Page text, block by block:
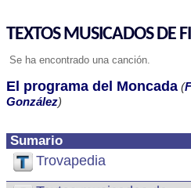
TEXTOS MUSICADOS DE
Se ha encontrado una canción.
Sumario
Trovapedia
El programa del Moncada (
González)